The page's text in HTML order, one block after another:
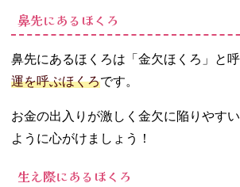
鼻先にあるほくろ
鼻先にあるほくろは「金欠ほくろ」と呼
運を呼ぶほくろです。
お金の出入りが激しく金欠に陥りやす
ように心がけましょう！
生え際にあるほくろ